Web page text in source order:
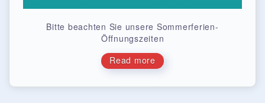
Bitte beachten Sie unsere Sommerferien-
Öffnungszeiten
Read more